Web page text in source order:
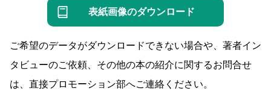
表紙画像のダウンロード
ご希望のデータがダウンロードできない場合や、著者イン
タビューのご依頼、その他の本の紹介に関するお問合せ
は、直接プロモーション部へご連絡ください。